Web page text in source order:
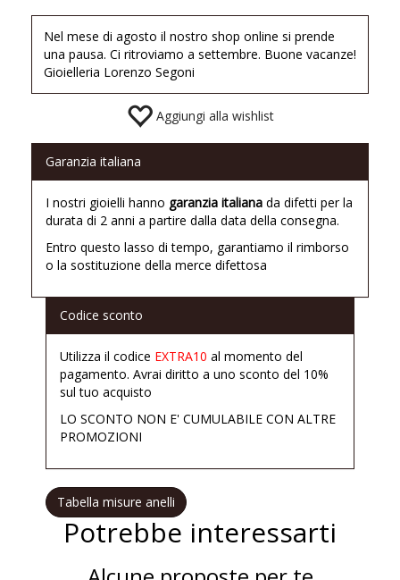
Nel mese di agosto il nostro shop online si prende
una pausa. Ci ritroviamo a settembre. Buone vacanze!
Gioielleria Lorenzo Segoni
Aggiungi alla wishlist
Garanzia italiana
I nostri gioielli hanno garanzia italiana da difetti per la
durata di 2 anni a partire dalla data della consegna.
Entro questo lasso di tempo, garantiamo il rimborso
o la sostituzione della merce difettosa
Codice sconto
Utilizza il codice EXTRA10 al momento del
pagamento. Avrai diritto a uno sconto del 10%
sul tuo acquisto
LO SCONTO NON E' CUMULABILE CON ALTRE
PROMOZIONI
Tabella misure anelli
Potrebbe interessarti